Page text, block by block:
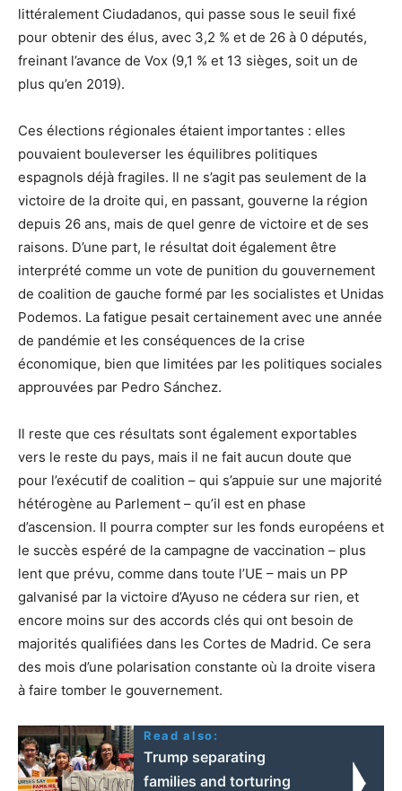
littéralement Ciudadanos, qui passe sous le seuil fixé
pour obtenir des élus, avec 3,2 % et de 26 à 0 députés,
freinant l’avance de Vox (9,1 % et 13 sièges, soit un de
plus qu’en 2019).
Ces élections régionales étaient importantes : elles
pouvaient bouleverser les équilibres politiques
espagnols déjà fragiles. Il ne s’agit pas seulement de la
victoire de la droite qui, en passant, gouverne la région
depuis 26 ans, mais de quel genre de victoire et de ses
raisons. D’une part, le résultat doit également être
interprété comme un vote de punition du gouvernement
de coalition de gauche formé par les socialistes et Unidas
Podemos. La fatigue pesait certainement avec une année
de pandémie et les conséquences de la crise
économique, bien que limitées par les politiques sociales
approuvées par Pedro Sánchez.
Il reste que ces résultats sont également exportables
vers le reste du pays, mais il ne fait aucun doute que
pour l’exécutif de coalition – qui s’appuie sur une majorité
hétérogène au Parlement – qu’il est en phase
d’ascension. Il pourra compter sur les fonds européens et
le succès espéré de la campagne de vaccination – plus
lent que prévu, comme dans toute l’UE – mais un PP
galvanisé par la victoire d’Ayuso ne cédera sur rien, et
encore moins sur des accords clés qui ont besoin de
majorités qualifiées dans les Cortes de Madrid. Ce sera
des mois d’une polarisation constante où la droite visera
à faire tomber le gouvernement.
Read also:
Trump separating
families and torturing